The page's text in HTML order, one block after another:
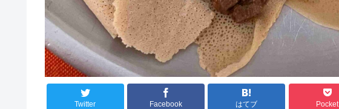
Twitter Facebook はてブ Pocket